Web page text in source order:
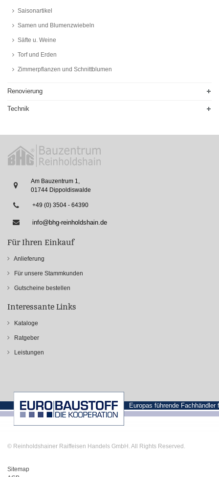
Saisonartikel
Samen und Blumenzwiebeln
Säfte u. Weine
Torf und Erden
Zimmerpflanzen und Schnittblumen
Renovierung
Technik
Am Bauzentrum 1,
01744 Dippoldiswalde
+49 (0) 3504 - 64390
info@bhg-reinholdshain.de
Für Ihren Einkauf
Anlieferung
Für unsere Stammkunden
Gutscheine bestellen
Interessante Links
Kataloge
Ratgeber
Leistungen
Europas führende
© Reinholdshainer Raiffeisen Handels GmbH. All Rights Reserved.
Sitemap